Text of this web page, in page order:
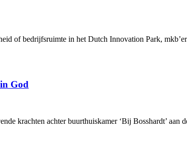
of bedrijfsruimte in het Dutch Innovation Park,
God
krachten achter buurthuiskamer ‘Bij Bosshardt’ aan